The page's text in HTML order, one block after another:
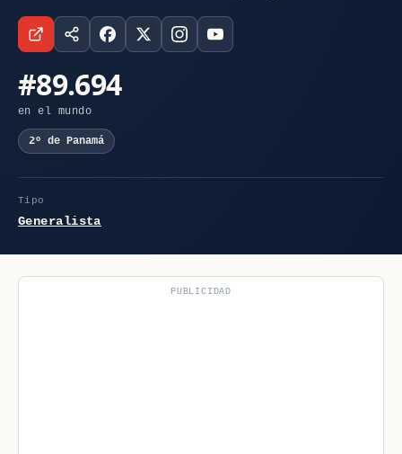
#89.694
en el mundo
2º de Panamá
Tipo
Generalista
PUBLICIDAD